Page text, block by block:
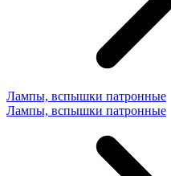
Лампы, вспышки патронные
Лампы, вспышки патронные